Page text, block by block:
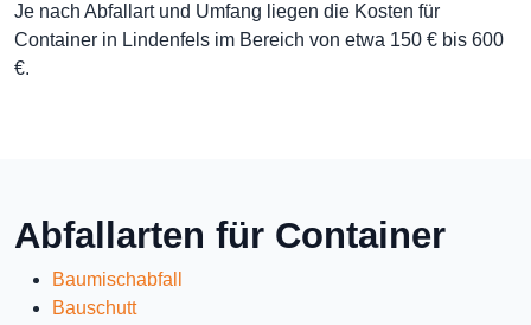
Je nach Abfallart und Umfang liegen die Kosten für
Container in Lindenfels im Bereich von etwa 150 € bis 600
€.
Abfallarten für Container
Baumischabfall
Bauschutt